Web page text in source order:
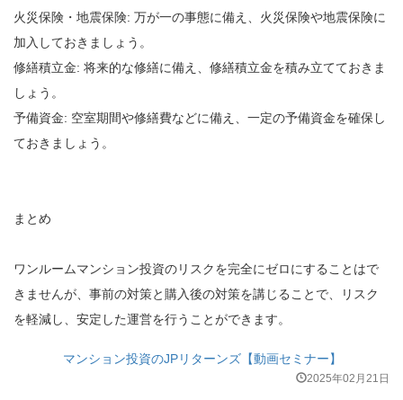
火災保険・地震保険: 万が一の事態に備え、火災保険や地震保険に
加入しておきましょう。
修繕積立金: 将来的な修繕に備え、修繕積立金を積み立てておきま
しょう。
予備資金: 空室期間や修繕費などに備え、一定の予備資金を確保し
ておきましょう。
まとめ
ワンルームマンション投資のリスクを完全にゼロにすることはで
きませんが、事前の対策と購入後の対策を講じることで、リスク
を軽減し、安定した運営を行うことができます。
マンション投資のJPリターンズ【動画セミナー】
2025年02月21日